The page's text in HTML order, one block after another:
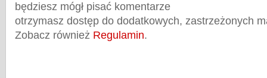
będziesz mógł pisać komentarze
otrzymasz dostęp do dodatkowych, zastrzeżonych
Zobacz również Regulamin.